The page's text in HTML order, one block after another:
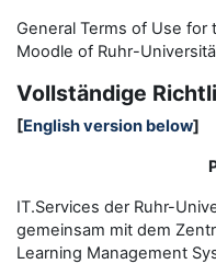
General Terms of Use for
Moodle of Ruhr-Universit
Vollständige
[English version below]
IT.Services der Ruhr-
gemeinsam mit dem
Learning Management